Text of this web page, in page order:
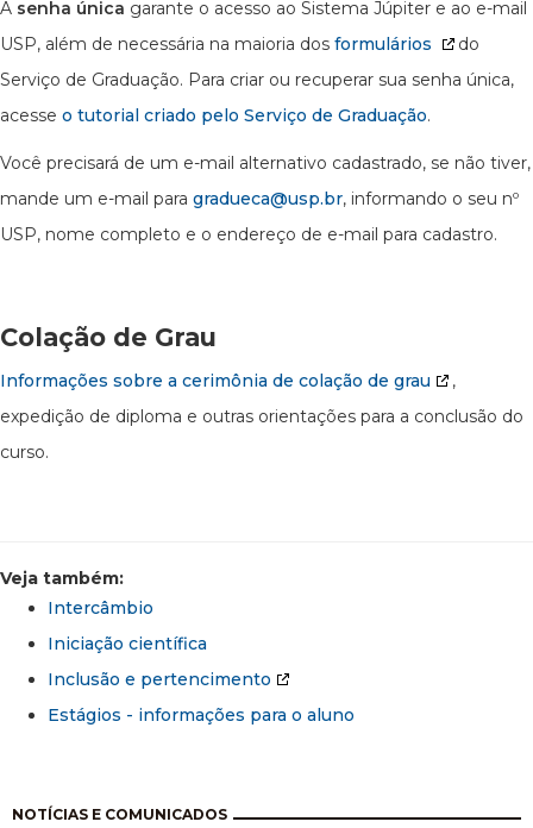
A senha única garante o acesso ao Sistema Júpiter e ao e-mail
USP, além de necessária na maioria dos formulários
do
Serviço de Graduação. Para criar ou recuperar sua senha única,
acesse o tutorial criado pelo Serviço de Graduação.
Você precisará de um e-mail alternativo cadastrado, se não tiver,
mande um e-mail para gradueca@usp.br, informando o seu nº
USP, nome completo e o endereço de e-mail para cadastro.
Colação de Grau
Informações sobre a cerimônia de colação de grau
,
expedição de diploma e outras orientações para a conclusão do
curso.
Veja também:
Intercâmbio
Iniciação científica
Inclusão e pertencimento
Estágios - informações para o aluno
NOTÍCIAS E COMUNICADOS
Paginação